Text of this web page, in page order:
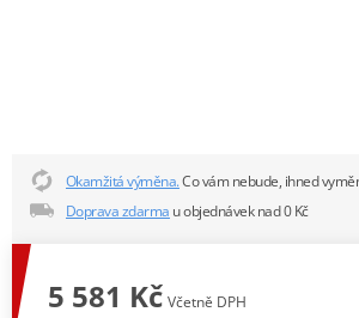
Okamžitá výměna.Co vám nebude, ihned
Doprava zdarma u objednávek nad 0 Kč
5 581 Kč Včetně DPH